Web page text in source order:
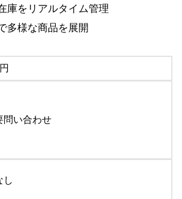
庫をリアルタイム管理
多様な商品を展開
問い合わせ
し